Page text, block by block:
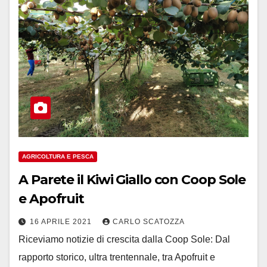
AGRICOLTURA E PESCA
A Parete il Kiwi Giallo con Coop Sole
e Apofruit
16 APRILE 2021 CARLO SCATOZZA
Riceviamo notizie di crescita dalla Coop Sole: Dal
rapporto storico, ultra trentennale, tra Apofruit e